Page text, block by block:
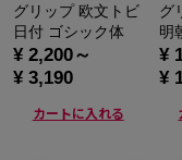
グリップ 欧文トビ
日付 ゴシック体
¥ 2,200～
¥ 3,190
カートに入れる
グ
明
¥
¥